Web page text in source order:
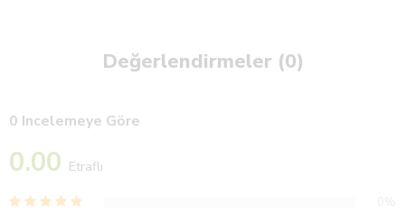
Değerlendirmeler (0)
0 Incelemeye Göre
0.00 Etraflı